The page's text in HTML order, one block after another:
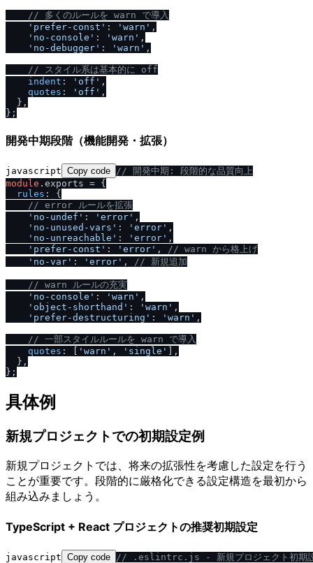
// 多くのルールを warn で導入
'prefer-const' : 'warn' ,
'no-console' : 'warn' ,
'no-debugger' : 'warn' ,
// スタイル系は基本的に off
indent : 'off' ,
quotes : 'off' ,
  },
開発中期段階（機能開発・拡張）
javascript Copy code / / 開発中期: 段階的な品質向上
module . exports = {
rules : {
/ / error ルールを拡張
'no-undef' : 'error' ,
'no-unused-vars' : 'error' ,
'no-unreachable' : 'error' ,
'prefer-const' : 'error' , / / warn から格上げ
'no-var' : 'error' , / / 新規追加
/ / warn ルールの充実
'no-console' : 'warn' ,
'object-shorthand' : 'warn' ,
'prefer-destructuring' : 'warn' ,
/ / 一部スタイルルールを warn で導入
quotes : [ 'warn' , 'single'
],
  },
具体例
新規プロジェクトでの初期設定例
新規プロジェクトでは、将来の拡張性を考慮した設定を行う
ことが重要です。段階的に厳格化できる設定構造を最初から
組み込みましょう。
TypeScript + React プロジェクトの推奨初期設定
javascript Copy code / / .eslintrc.js - 新規プロジェクト初期